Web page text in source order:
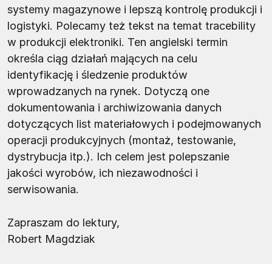
systemy magazynowe i lepszą kontrolę produkcji i
logistyki. Polecamy też tekst na temat tracebility
w produkcji elektroniki. Ten angielski termin
określa ciąg działań mających na celu
identyfikację i śledzenie produktów
wprowadzanych na rynek. Dotyczą one
dokumentowania i archiwizowania danych
dotyczących list materiałowych i podejmowanych
operacji produkcyjnych (montaż, testowanie,
dystrybucja itp.). Ich celem jest polepszanie
jakości wyrobów, ich niezawodności i
serwisowania.
Zapraszam do lektury,
Robert Magdziak